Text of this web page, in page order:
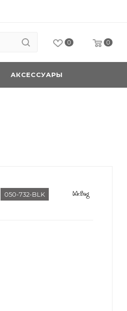
0 0
АКСЕССУАРЫ
050-732-BLK